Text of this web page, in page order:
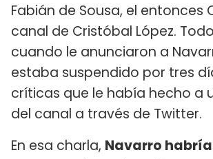
Fabián de Sousa, el entonces
canal de Cristóbal López.
cuando le anunciaron a
estaba suspendido por tres
críticas que le había hecho a
del canal a través de Twitter.
En esa charla, Navarro habría